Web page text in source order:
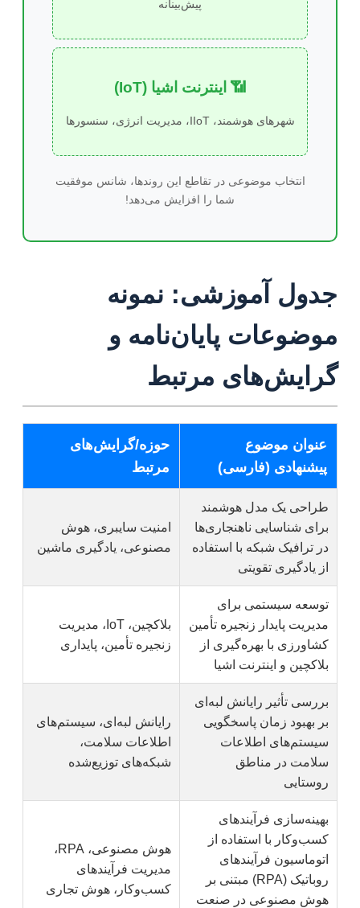
پیش‌بینانه
📶 اینترنت اشیا (IoT)
شهرهای هوشمند، IIoT، مدیریت انرژی، سنسورها
انتخاب موضوعی در تقاطع این روندها، شانس موفقیت
شما را افزایش می‌دهد!
جدول آموزشی: نمونه
موضوعات پایان‌نامه و
گرایش‌های مرتبط
عنوان موضوع
پیشنهادی (فارسی)
حوزه/گرایش‌های
مرتبط
طراحی یک مدل هوشمند
برای شناسایی ناهنجاری‌ها
در ترافیک شبکه با استفاده
از یادگیری تقویتی
امنیت سایبری، هوش
مصنوعی، یادگیری ماشین
توسعه سیستمی برای
مدیریت پایدار زنجیره تأمین
کشاورزی با بهره‌گیری از
بلاکچین و اینترنت اشیا
بلاکچین، IoT، مدیریت
زنجیره تأمین، پایداری
بررسی تأثیر رایانش لبه‌ای
بر بهبود زمان پاسخگویی
سیستم‌های اطلاعات
سلامت در مناطق
روستایی
رایانش لبه‌ای، سیستم‌های
اطلاعات سلامت،
شبکه‌های توزیع‌شده
بهینه‌سازی فرآیندهای
کسب‌وکار با استفاده از
اتوماسیون فرآیندهای
روباتیک (RPA) مبتنی بر
هوش مصنوعی در صنعت
هوش مصنوعی، RPA،
مدیریت فرآیندهای
کسب‌وکار، هوش تجاری